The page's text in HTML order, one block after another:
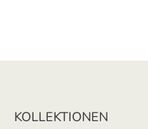
KOLLEKTIONEN